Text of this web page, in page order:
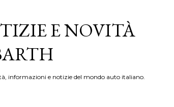
E NOVITÀ
informazioni e notizie del mondo auto italiano.